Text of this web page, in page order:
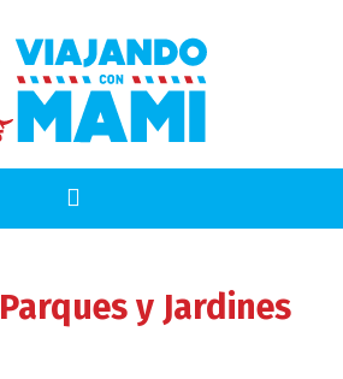
Parques y Jardines